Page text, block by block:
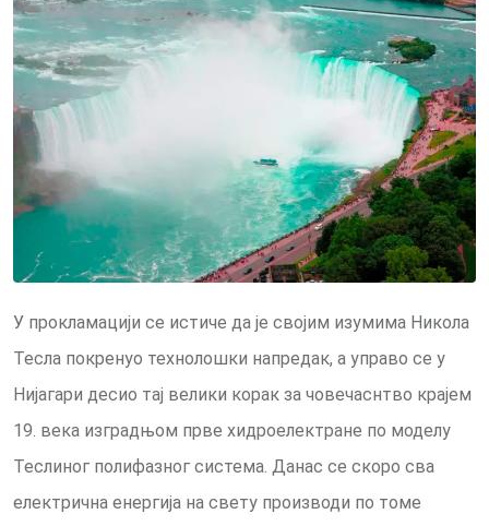
У прокламацији се истиче да је својим изумима Никола
Тесла покренуо технолошки напредак, а управо се у
Нијагари десио тај велики корак за човечаснтво крајем
19. века изградњом прве хидроелектране по моделу
Теслиног полифазног система. Данас се скоро сва
електрична енергија на свету производи по томе